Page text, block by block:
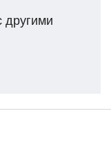
другими